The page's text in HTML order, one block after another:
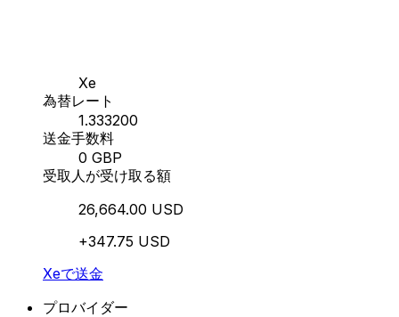
Xe
為替レート
1.333200
送金手数料
0 GBP
受取人が受け取る額
26,664.00 USD
+347.75 USD
Xeで送金
プロバイダー